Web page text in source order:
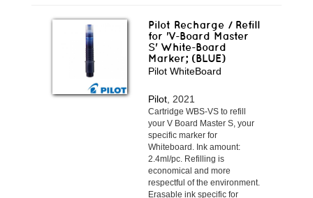
Pilot Recharge / Refill
for 'V-Board Master
S' White-Board
Marker; (BLUE)
Pilot WhiteBoard
Pilot, 2021
Cartridge WBS-VS to refill
your V Board Master S, your
specific marker for
Whiteboard. Ink amount:
2.4ml/pc. Refilling is
economical and more
respectful of the environment.
Erasable ink specific for